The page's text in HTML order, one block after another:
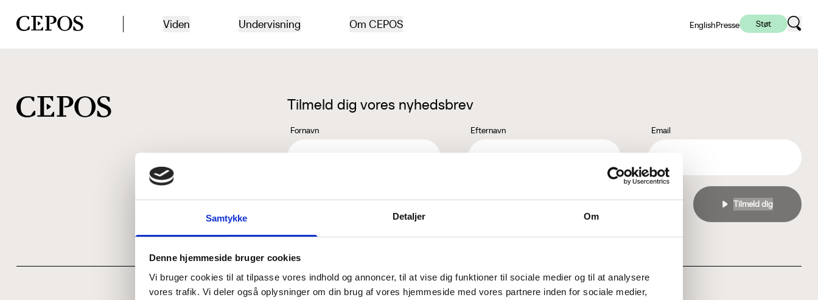
Samtykke Detaljer Om
Denne hjemmeside bruger cookies
Vi bruger cookies til at tilpasse vores indhold og annoncer, til at vise dig funktioner til sociale medier og til at analysere
vores trafik. Vi deler også oplysninger om din brug af vores hjemmeside med vores partnere inden for sociale medier,
CEPOS logo Viden Undervisning Om CEPOS EnglishPresse Støt
Tilmeld dig vores nyhedsbrev
Fornavn Efternavn Email
Jeg accepterer behandlingen af mine personoplysninger i henhold tilprivatlivspolitikken